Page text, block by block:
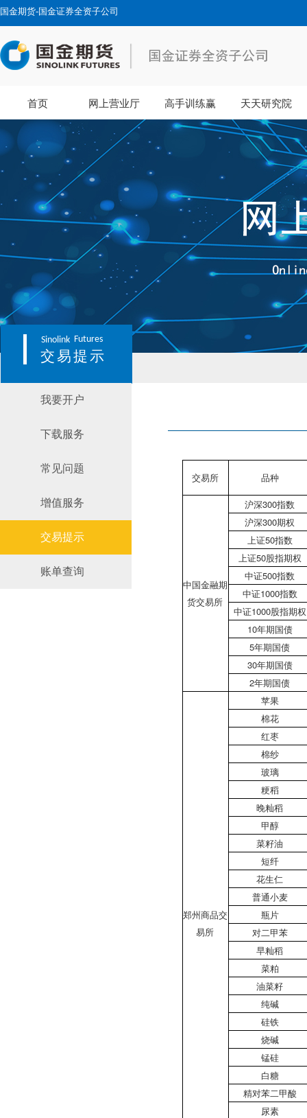
国金期货-国金证券全资子公司
首页 网上营业厅 高手训练赢 天天研究院
Sinolink Futures
交易提示
我要开户
下载服务
常见问题
增值服务
交易提示
账单查询
交易所 品种
中国金融期
货交易所
沪深300指数
沪深300期权
上证50指数
上证50股指期权
中证500指数
中证1000指数
中证1000股指期权
10年期国债
5年期国债
30年期国债
2年期国债
郑州商品交
易所
苹果
棉花
红枣
棉纱
玻璃
粳稻
晚籼稻
甲醇
菜籽油
短纤
花生仁
普通小麦
瓶片
对二甲苯
早籼稻
菜粕
油菜籽
纯碱
硅铁
烧碱
锰硅
白糖
精对苯二甲酸
尿素